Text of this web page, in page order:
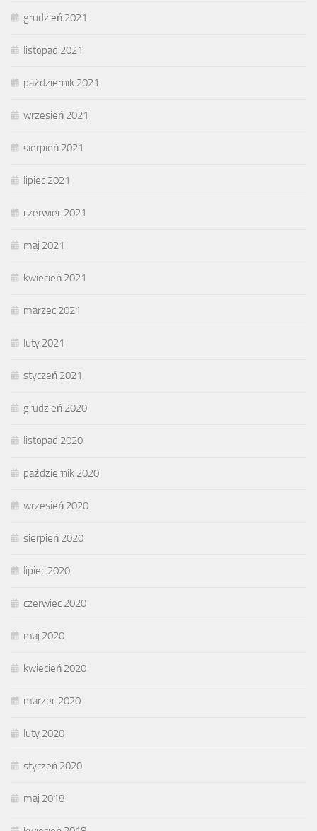
grudzień 2021
listopad 2021
październik 2021
wrzesień 2021
sierpień 2021
lipiec 2021
czerwiec 2021
maj 2021
kwiecień 2021
marzec 2021
luty 2021
styczeń 2021
grudzień 2020
listopad 2020
październik 2020
wrzesień 2020
sierpień 2020
lipiec 2020
czerwiec 2020
maj 2020
kwiecień 2020
marzec 2020
luty 2020
styczeń 2020
maj 2018